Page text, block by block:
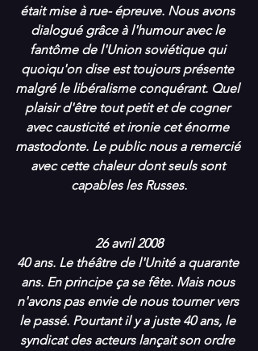
était mise à rue- épreuve. Nous avons
dialogué grâce à l'humour avec le
fantôme de l'Union soviétique qui
quoiqu'on dise est toujours présente
malgré le libéralisme conquérant. Quel
plaisir d'être tout petit et de cogner
avec causticité et ironie cet énorme
mastodonte. Le public nous a remercié
avec cette chaleur dont seuls sont
capables les Russes.
26 avril 2008
40 ans. Le théâtre de l'Unité a quarante
ans. En principe ça se fête. Mais nous
n'avons pas envie de nous tourner vers
le passé. Pourtant il y a juste 40 ans, le
syndicat des acteurs lançait son ordre